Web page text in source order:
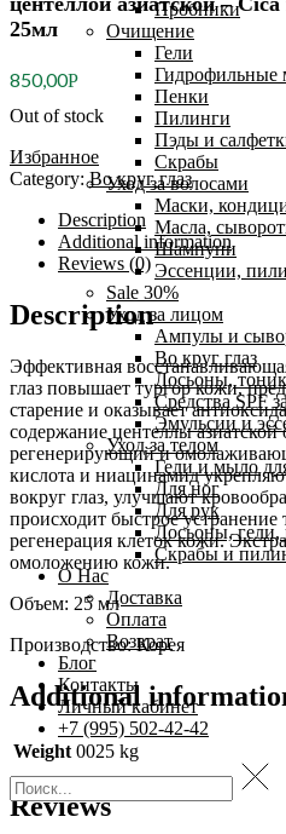
Пробники
Очищение
Гели
Гидрофильные
Пенки
Пилинги
Пэды и
Скрабы
Уход за волосами
Маски,
Масла,
Шампуни
Эссенции,
Sale 30%
Уход за лицом
Ампулы и
Во круг глаз
Лосьоны,
Средства SPF
Эмульсии и
Уход за телом
Гели и мыло
Для ног
Для рук
Лосьоны, гели,
Скрабы и
О Нас
Доставка
Оплата
Возврат
Блог
Контакты
Личный кабинет
+7 (995) 502-42-42
25мл
850,00Р
Out of stock
Избранное
Category:Во круг глаз
Description
Additional information
Reviews (0)
Description
Эффективная
глаз повышает тургор кожи,
старение и оказывает
содержание центеллы
регенерирующий и
кислота и ниацинамид
вокруг глаз, улучшают
происходит быстрое
регенерация клеток кожи.
омоложению кожи.
Объем: 25 мл
Производство: Корея
Additional
Weight 0025 kg
Reviews